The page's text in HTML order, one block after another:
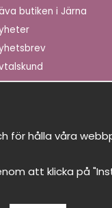
butiken i Järna
cookies
för hålla våra
att klicka på